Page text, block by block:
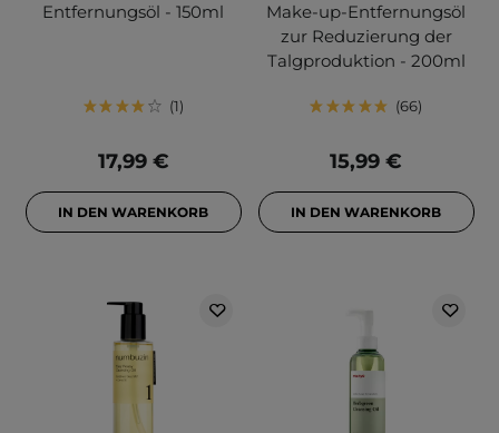
Entfernungsöl - 150ml
1
17,99 €
IN DEN WARENKORB
Make-up-Entfernungsöl
zur Reduzierung der
Talgproduktion - 200ml
66
15,99 €
IN DEN WARENKORB